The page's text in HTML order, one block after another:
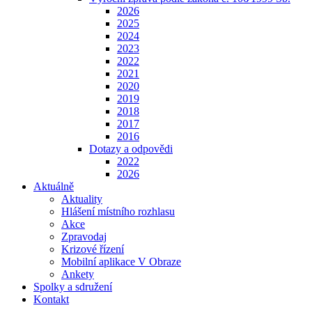
2026
2025
2024
2023
2022
2021
2020
2019
2018
2017
2016
Dotazy a odpovědi
2022
2026
Aktuálně
Aktuality
Hlášení místního rozhlasu
Akce
Zpravodaj
Krizové řízení
Mobilní aplikace V Obraze
Ankety
Spolky a sdružení
Kontakt